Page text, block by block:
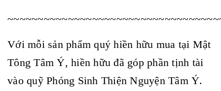
Với mỗi sản phẩm quý hiền hữu mua tại Mật
Tông Tâm Ý, hiền hữu đã góp phần tịnh tài
vào quỹ Phóng Sinh Thiện Nguyện Tâm Ý.